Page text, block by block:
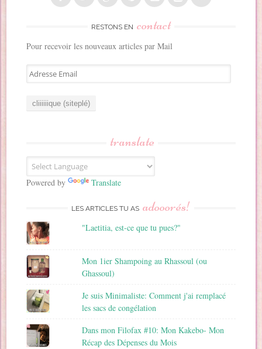
RESTONS EN contact
Pour recevoir les nouveaux articles par Mail
A
d
E
m
a
translate
Powered by Translate
LES ARTICLES TU AS adooorés!
"Laetitia, est-ce que tu pues?"
Mon 1ier Shampoing au Rhassoul (ou
Ghassoul)
Je suis Minimaliste: Comment j'ai remplacé
les sacs de congélation
Dans mon Filofax #10: Mon Kakebo- Mon
Récap des Dépenses du Mois